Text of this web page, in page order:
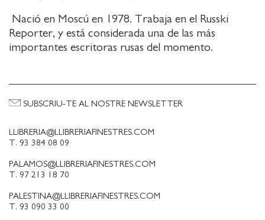
Nació en Moscú en 1978. Trabaja en el Russki
Reporter, y está considerada una de las más
importantes escritoras rusas del momento.
LLIBRERIA@LLIBRERIAFINESTRES.COM
T. 93 384 08 09
PALAMOS@LLIBRERIAFINESTRES.COM
T. 97 213 18 70
PALESTINA@LLIBRERIAFINESTRES.COM
T. 93 090 33 00
SUBSCRIU-TE AL NOSTRE NEWSLETTER